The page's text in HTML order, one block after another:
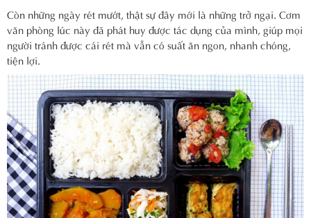
Còn những ngày rét mướt, thật sự đây mới là những trở ngại. Cơm
văn phòng lúc này đã phát huy được tác dụng của mình, giúp mọi
người tránh được cái rét mà vẫn có suất ăn ngon, nhanh chóng,
tiện lợi.